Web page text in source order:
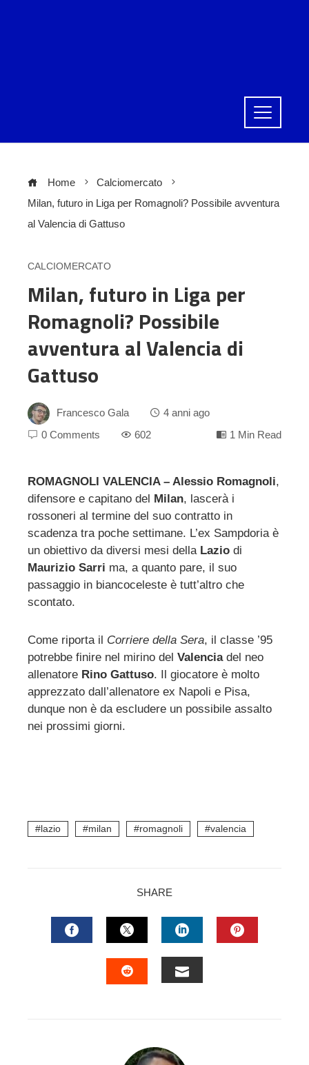
Home
Calciomercato
Milan, futuro in Liga per Romagnoli? Possibile avventura
al Valencia di Gattuso
CALCIOMERCATO
Milan, futuro in Liga per
Romagnoli? Possibile
avventura al Valencia di
Gattuso
Francesco Gala
4 anni ago
0 Comments
602 1 Min Read
ROMAGNOLI VALENCIA – Alessio Romagnoli,
difensore e capitano del Milan, lascerà i
rossoneri al termine del suo contratto in
scadenza tra poche settimane. L’ex Sampdoria è
un obiettivo da diversi mesi della Lazio di
Maurizio Sarri ma, a quanto pare, il suo
passaggio in biancoceleste è tutt’altro che
scontato.
Come riporta il Corriere della Sera, il classe ’95
potrebbe finire nel mirino del Valenciadel neo
allenatore Rino Gattuso. Il giocatore è molto
apprezzato dall’allenatore ex Napoli e Pisa,
dunque non è da escludere un possibile assalto
nei prossimi giorni.
lazio milan romagnoli valencia
SHARE
FACEBOOKTWITTERLINKEDIN